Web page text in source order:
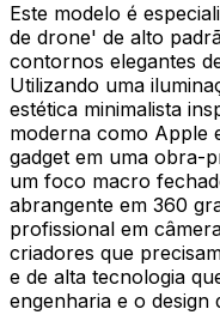
Este modelo é
de drone' de alto
contornos elegantes
Utilizando uma
estética minimalista
moderna como Apple
gadget em uma obra-
um foco macro
abrangente em 360
profissional em
criadores que
e de alta tecnologia
engenharia e o design